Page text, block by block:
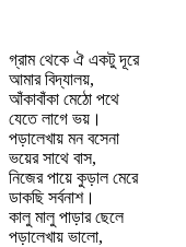
গ্রাম থেকে ঐ একটু দূরে
আমার বিদ্যালয়,
আঁকাবাঁকা মেঠো পথে
যেতে লাগে ভয়।
পড়ালেখায় মন বসেনা
ভয়ের সাথে বাস,
নিজের পায়ে কুড়াল মেরে
ডাকছি সর্বনাশ।
কালু মালু পাড়ার ছেলে
পড়ালেখায় ভালো,